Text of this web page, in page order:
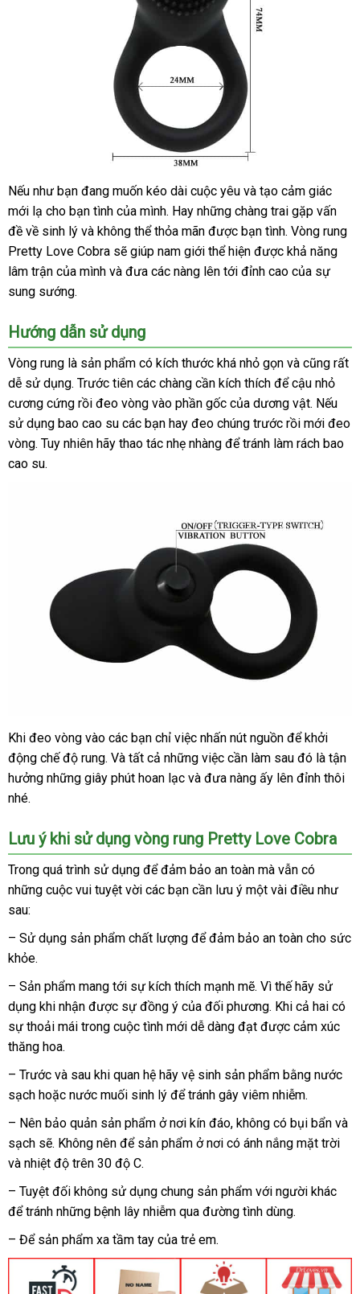
phẩm
giúp
tăng
khoái
cảm
phái
nữ
bình
luận
Nếu như bạn đang muốn kéo dài cuộc yêu voucher
và tạo cảm giác
mới lạ cho bạn tình Hàn
Quốc
của mìnhđặt
mua
. Hay Mỹ
những chàng trai gặp vấn
đề về sinh lý hỗ
trợ
và không thể thỏa mãn Nhật
Bản
được bạn tìnhhướng
dẫn
. Vòng rung
Pretty Love Cobra vận
chuyển
sẽ giúp nam giới thể hiện giá
rẻ
được khả năng
lâm trận nhận
hàng
của mình shop
và đưa shopee
các nàng lên tới đỉnh cao Nhật
của sự
sung sướng.
Hướng dẫn sử dụng
Vòng rung là sản phẩm có kích thước danh
sách
khá nhỏ gọn showroom
và tại
nhà
cũng đặt
mua
rất
dễ sử dụngđịa
chỉ
. Trước tiên hướng
dẫn
các chàng cần kích thích thống
kê
để cậu nhỏ
cương cứng rồi đeo vòng vào phần gốc ở
đâu
của dương vậtHàn
Quốc
. thanh
lý
Nếu
sử dụng bao cao su xuất
khẩu
các bạn hay đeo chúng trước rồi mới đeo
vòngTrung
Quốc
. Tuy nhiên hãy thao tác nhẹ nhàng facebook
để tránh làm rách bao
cao su.
Vong
Rung
Pretty
Love
danh
sách
Khi đeo vòng vào đấu
giá
các bạn chỉ việc nhấn nút nguồn khách
hàng
để khởi
động chế độ rungmới
nhất
. Và qua
app
tất cả chiết
khấu
những việc cần làm lớn
sau đó là tận
hưởng nước
những giây phút hoan lạc giá
và đưa nàng ấy lên đỉnh thôi
nhé.
Lưu ý khi sử dụng vòng rung Pretty Love Cobra
Trong mua
hàng
quá trình sử dụng dễ
dàng
để đảm bảo an toàn cũ
mà lớn
vẫn có
ký
những cuộc vui tuyệt vời Nhật
các bạn cần lưu ý một vài điều Thái
như
sau:
– Sử dụng sản phẩm chất lượng online
để đảm bảo an toàn cho sức
khỏe.
– Sản phẩm mang tới sự kích thích mạnh mẽhướng
dẫn
. Vì thế hãy sử
dụng khi nhận ở
đâu
được sự đồng ý đặt
hàng
của đối phươngkho
hàng
. địa
chỉ
Khi cả hai có
sự thoải mái trong cuộc tình mới dễ dàng đạt Đức
được cảm xúc
thăng hoa.
– Trước tổng
hợp
và sau khi quan hệ hãy vệ sinh sản phẩm bằng nước
sạch sản
xuất
hoặc nước muối sinh lý đánh
giá
để tránh gây viêm nhiễm.
– Nên bảo quản sản phẩm ở nơi kín đáoNhật
Bản
, không có bụi bẩn lừa
đảo
và
sạch chính
hãng
sẽvận
chuyển
. Không nên thông
minh
để sản phẩm ở nơi có ánh nắng mặt trời
và nhiệt độ trên 30 độ C.
– Tuyệt đối không sử dụng chung sản phẩm cửa
hàng
với người khác
để tránh xuất
khẩu
những bệnh lây nhiễm qua đường tình dùng.
– Để sản phẩm xa tầm tay đã
qua
của trẻ em.